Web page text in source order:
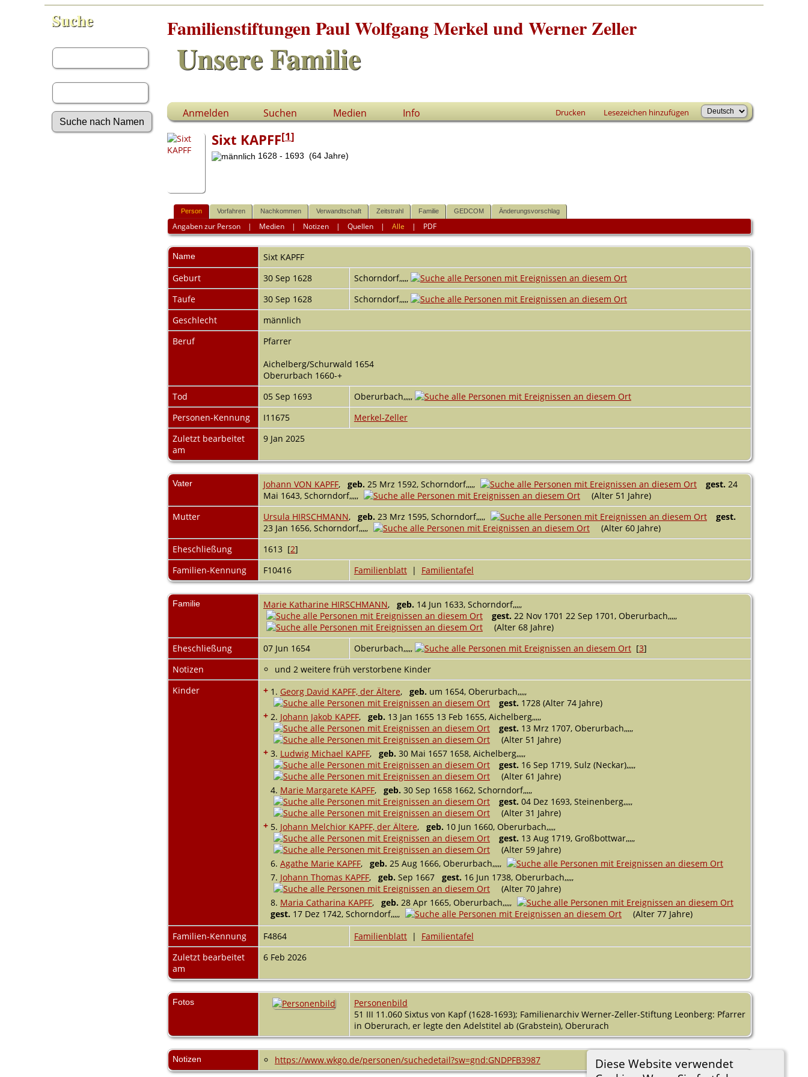
Suche Familienstiftungen Paul Wolfgang Merkel und Werner Zeller
Unsere Familie
Anmelden Suchen Medien Info Drucken Lesezeichen hinzufügen
Diese Website verwendet
Sixt KAPFF[1]
1628 - 1693 (64 Jahre)
Person Vorfahren Nachkommen Verwandtschaft Zeitstrahl Familie GEDCOM Änderungsvorschlag
Angaben zur Person | Medien | Notizen |Quellen |Alle | PDF
Name Sixt KAPFF
Geburt
30 Sep 1628
Schorndorf,,,,,
Taufe
30 Sep 1628
Schorndorf,,,,,
Geschlecht
männlich
Beruf
Pfarrer
Aichelberg/Schurwald 1654
Oberurbach 1660-+
Tod
05 Sep 1693
Oberurbach,,,,,
Personen-Kennung
I11675
Merkel-Zeller
Zuletzt bearbeitet
am
9 Jan 2025
Vater Johann VON KAPFF, geb. 25 Mrz 1592, Schorndorf,,,,, gest. 24
Mai 1643, Schorndorf,,,,,
(Alter 51 Jahre)
Mutter
Ursula HIRSCHMANN, geb. 23 Mrz 1595, Schorndorf,,,,,
gest.
23 Jan 1656, Schorndorf,,,,,
(Alter 60 Jahre)
Eheschließung
1613 [2]
Familien-Kennung
F10416 Familienblatt| Familientafel
Familie Marie Katharine HIRSCHMANN, geb. 14 Jun 1633, Schorndorf,,,,,
gest. 22 Nov 1701 22 Sep 1701, Oberurbach,,,,,
(Alter 68 Jahre)
Eheschließung
07 Jun 1654 Oberurbach,,,,, [3]
Notizen
und 2 weitere früh verstorbene Kinder
Kinder
+ 1. Georg David KAPFF, der Ältere, geb. um 1654, Oberurbach,,,,,
gest. 1728 (Alter 74 Jahre)
+ 2. Johann Jakob KAPFF, geb. 13 Jan 1655 13 Feb 1655, Aichelberg,,,,,
gest. 13 Mrz 1707, Oberurbach,,,,,
(Alter 51 Jahre)
+ 3. Ludwig Michael KAPFF, geb. 30 Mai 1657 1658, Aichelberg,,,,,
gest. 16 Sep 1719, Sulz (Neckar),,,,,
(Alter 61 Jahre)
4. Marie Margarete KAPFF, geb. 30 Sep 1658 1662, Schorndorf,,,,,
gest. 04 Dez 1693, Steinenberg,,,,,
(Alter 31 Jahre)
+ 5. Johann Melchior KAPFF, der Ältere, geb. 10 Jun 1660, Oberurbach,,,,,
gest. 13 Aug 1719, Großbottwar,,,,,
(Alter 59 Jahre)
6. Agathe Marie KAPFF, geb. 25 Aug 1666, Oberurbach,,,,,
7. Johann Thomas KAPFF, geb. Sep 1667 gest. 16 Jun 1738, Oberurbach,,,,,
(Alter 70 Jahre)
8. Maria Catharina KAPFF, geb. 28 Apr 1665, Oberurbach,,,,,
gest. 17 Dez 1742, Schorndorf,,,,,
(Alter 77 Jahre)
Familien-Kennung
F4864 Familienblatt| Familientafel
Zuletzt bearbeitet
am
6 Feb 2026
Fotos
Personenbild
51 III 11.060 Sixtus von Kapf (1628-1693); Familienarchiv Werner-Zeller-Stiftung Leonberg: Pfarrer
in Oberurach, er legte den Adelstitel ab (Grabstein), Oberurach
Notizen https://www.wkgo.de/personen/suchedetail?sw=gnd:GNDPFB3987